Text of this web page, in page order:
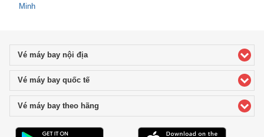
Minh
Vé máy bay nội địaclick to expand contents
Vé máy bay quốc tếclick to expand contents
Vé máy bay theo hãng